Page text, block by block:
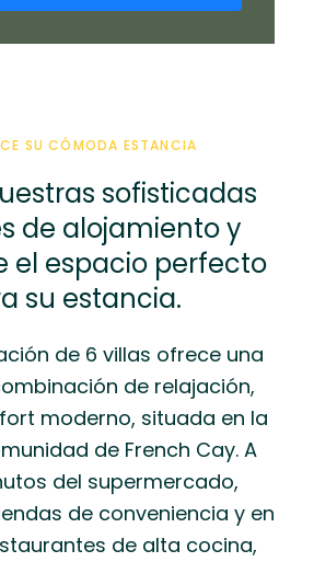
SU CÓMODA ESTANCIA
sofisticadas
de alojamiento y
el espacio perfecto
su estancia.
de 6 villas ofrece una
de relajación,
moderno, situada en la
de French Cay. A
del supermercado,
de conveniencia y en
de alta cocina,